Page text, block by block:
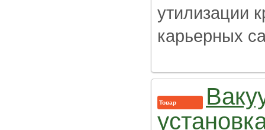
утилизации
карьерных
Товар